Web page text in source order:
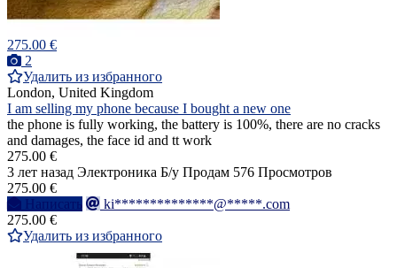
275.00 €
2
Удалить из избранного
London, United Kingdom
I am selling my phone because I bought a new one
the phone is fully working, the battery is 100%, there are no cracks
and damages, the face id and tt work
275.00 €
3 лет назад Электроника Б/у Продам 576 Просмотров
275.00 €
Написать
ki**************@*****.com
275.00 €
Удалить из избранного